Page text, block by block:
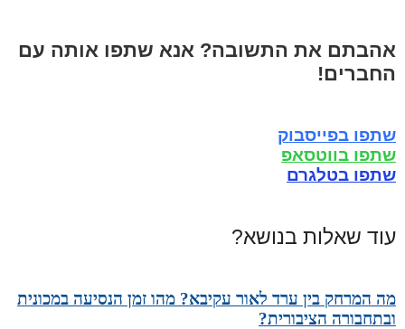
אהבתם את התשובה? אנא שתפו אותה עם
החברים!
שתפו בפייסבוק
שתפו בווטסאפ
שתפו בטלגרם
עוד שאלות בנושא?
מה המרחק בין ערד לאור עקיבא? מהו זמן הנסיעה במכונית
ובתחבורה הציבורית?